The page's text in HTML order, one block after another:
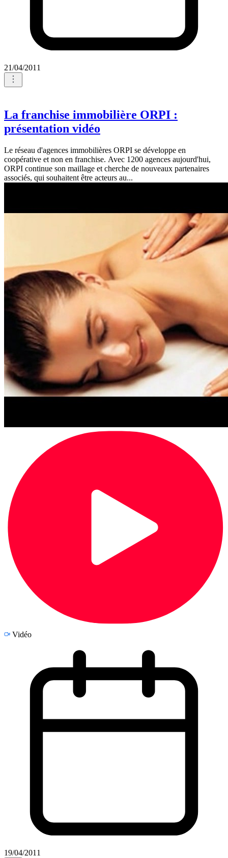
21/04/2011
La franchise immobilière ORPI :
présentation vidéo
Le réseau d'agences immobilières ORPI se développe en
coopérative et non en franchise. Avec 1200 agences aujourd'hui,
ORPI continue son maillage et cherche de nouveaux partenaires
associés, qui souhaitent être acteurs au...
Vidéo
19/04/2011